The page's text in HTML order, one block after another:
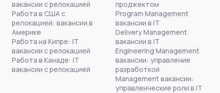
вакансии с релокацией
Работа в США с
релокацией: вакансии в
Америке
Работа на Кипре: IT
вакансии с релокацией
Работа в Канаде: IT
вакансии с релокацией
проджектом
Program Management
вакансии в IT
Delivery Management
вакансии в IT
Engineering Management
вакансии: управление
разработкой
Management вакансии:
управленческие роли в IT